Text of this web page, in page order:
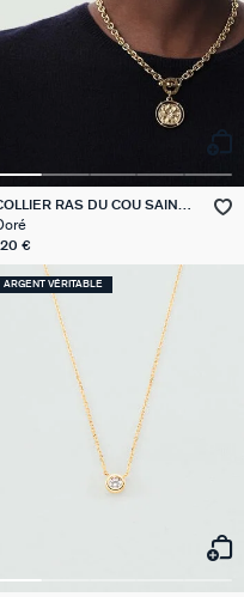
RAS DU COU SAINT
€
ARGENT VÉRITABLE